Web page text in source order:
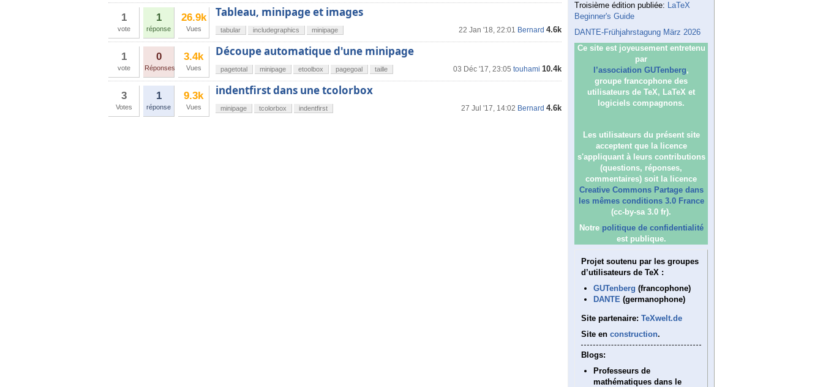
1
vote
1
réponse
26.9k
Vues
Tableau, minipage et images
22 Jan '18, 22:01 Bernard 4.6k
tabular includegraphics minipage
1
vote
0
Réponses
3.4k
Vues
Découpe automatique d'une minipage
03 Déc '17, 23:05 touhami 10.4k
pagetotal minipage etoolbox pagegoal taille
3
Votes
1
réponse
9.3k
Vues
indentfirst dans une tcolorbox
27 Jul '17, 14:02 Bernard 4.6k
minipage tcolorbox indentfirst
Troisième édition publiée: LaTeX
Beginner's Guide
DANTE-Frühjahrstagung März 2026
Ce site est joyeusement entretenu
par
l’association GUTenberg,
groupe francophone des
utilisateurs de TeX, LaTeX et
logiciels compagnons.
Les utilisateurs du présent site
acceptent que la licence
s'appliquant à leurs contributions
(questions, réponses,
commentaires) soit la licence
Creative Commons Partage dans
les mêmes conditions 3.0 France
(cc-by-sa 3.0 fr).
Notre politique de confidentialité
est publique.
Projet soutenu par les groupes
d’utilisateurs de TeX :
GUTenberg (francophone)
DANTE (germanophone)
Site partenaire: TeXwelt.de
Site en construction.
Blogs:
Professeurs de
mathématiques dans le